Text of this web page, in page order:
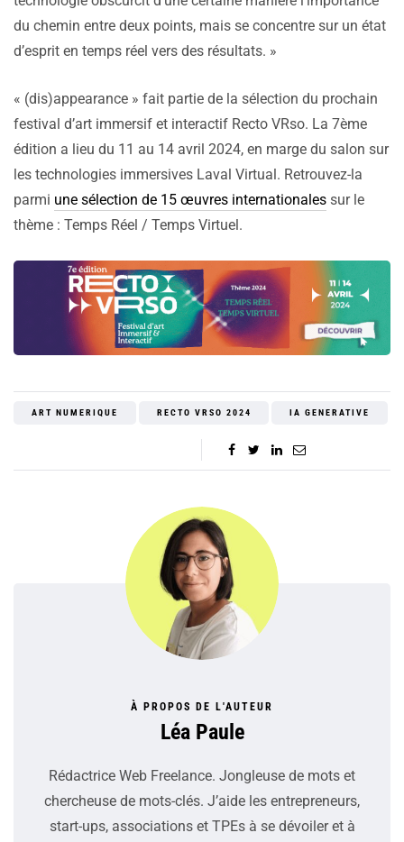
du chemin entre deux points, mais se concentre sur un état
d’esprit en temps réel vers des résultats. »
« (dis)appearance » fait partie de la sélection du prochain
festival d’art immersif et interactif Recto VRso. La 7ème
édition a lieu du 11 au 14 avril 2024, en marge du salon sur
les technologies immersives Laval Virtual. Retrouvez-la
parmi une sélection de 15 œuvres internationales sur le
thème : Temps Réel / Temps Virtuel.
ART NUMERIQUE RECTO VRSO 2024 IA GENERATIVE
À PROPOS DE L'AUTEUR
Léa Paule
Rédactrice Web Freelance. Jongleuse de mots et
chercheuse de mots-clés. J’aide les entrepreneurs,
start-ups, associations et TPEs à se dévoiler et à